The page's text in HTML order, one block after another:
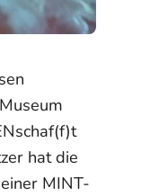
hat die
MINT-